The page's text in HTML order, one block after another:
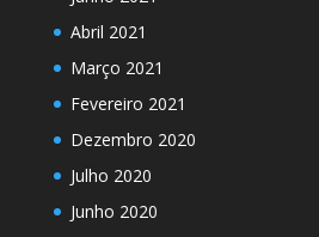
Abril 2021
Março 2021
Fevereiro 2021
Dezembro 2020
Julho 2020
Junho 2020